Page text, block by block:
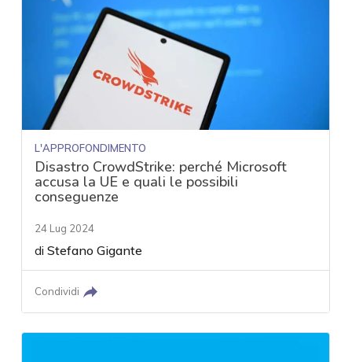
L'APPROFONDIMENTO
Disastro CrowdStrike: perché Microsoft
accusa la UE e quali le possibili
conseguenze
24 Lug 2024
diStefano Gigante
Condividi